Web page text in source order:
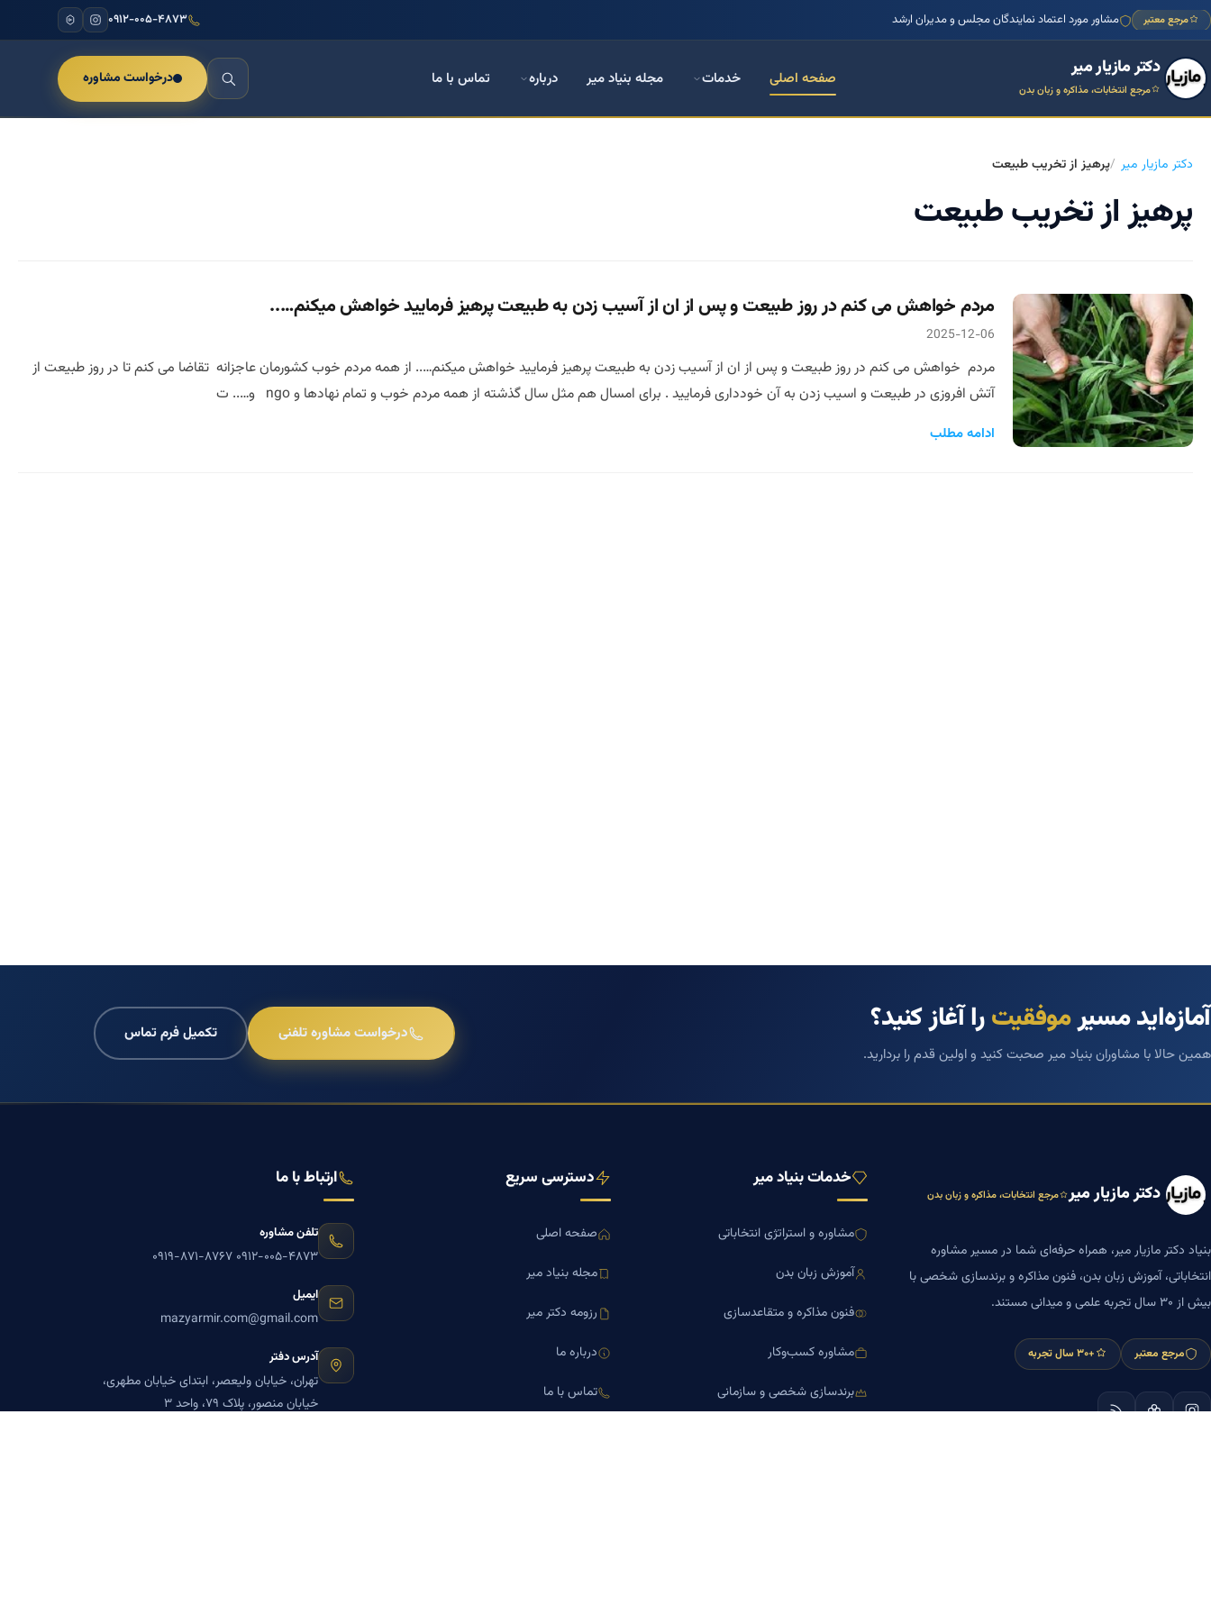
مرجع معتبر مشاور مورد اعتماد نمایندگان مجلس و مدیران ارشد ۰۹۱۲-۰۰۵-۴۸۷۳
دکتر مازیار میر
مرجع انتخابات، مذاکره و زبان بدن
صفحه اصلی خدمات مجله بنیاد میر درباره تماس با ما درخواست مشاوره
دکتر مازیار میر پرهیز از تخریب طبیعت
پرهیز از تخریب طبیعت
مردم خواهش می کنم در روز طبیعت و پس از ان از آسیب زدن به طبیعت پرهیز فرمایید خواهش میکنم…..
2025-12-06
مردم خواهش می کنم در روز طبیعت و پس از ان از آسیب زدن به طبیعت پرهیز فرمایید خواهش میکنم….. از همه مردم خوب کشورمان عاجزانه تقاضا می کنم تا در روز طبیعت از
آتش افروزی در طبیعت و اسیب زدن به آن خودداری فرمایید . برای امسال هم مثل سال گذشته از همه مردم خوب و تمام نهادها و ngo و….. ت
ادامه مطلب
آمازه‌اید مسیرموفقیترا آغاز کنید؟
همین حالا با مشاوران بنیاد میر صحبت کنید و اولین قدم را بردارید.
درخواست مشاوره تلفنی تکمیل فرم تماس
دکتر مازیار میر مرجع انتخابات، مذاکره و زبان بدن
بنیاد دکتر مازیار میر، همراه حرفه‌ای شما در مسیر مشاوره
انتخاباتی، آموزش زبان بدن، فنون مذاکره و برندسازی شخصی با
بیش از ۳۰ سال تجربه علمی و میدانی مستند.
مرجع معتبر +۳۰ سال تجربه
خدمات بنیاد میر
مشاوره و استراتژی انتخاباتی
آموزش زبان بدن
فنون مذاکره و متقاعدسازی
مشاوره کسب‌وکار
برندسازی شخصی و سازمانی
دسترسی سریع
صفحه اصلی
مجله بنیاد میر
رزومه دکتر میر
درباره ما
تماس با ما
ارتباط با ما
تلفن مشاوره
۰۹۱۲-۰۰۵-۴۸۷۳ ۰۹۱۹-۸۷۱-۸۷۶۷
ایمیل
mazyarmir.com@gmail.com
آدرس دفتر
تهران، خیابان ولیعصر، ابتدای خیابان مطهری،
خیابان منصور، پلاک ۷۹، واحد ۳